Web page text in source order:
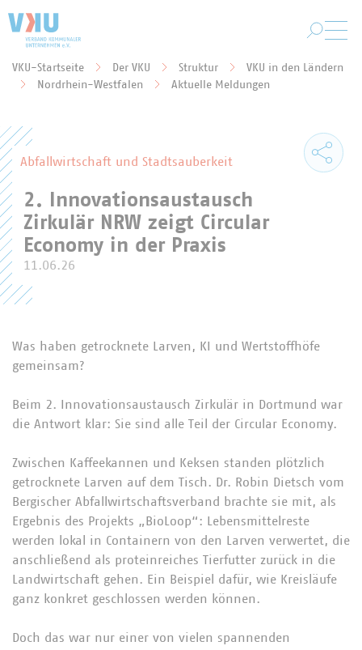
Sie befinden sich hier:
VKU-Startseite Der VKU Struktur
VKU in den Ländern
Nordrhein-Westfalen
Aktuelle Meldungen
Abfallwirtschaft und Stadtsauberkeit
2. Innovationsaustausch
Zirkulär NRW zeigt Circular
Economy in der Praxis
11.06.26
Was haben getrocknete Larven, KI und Wertstoffhöfe
gemeinsam?
Beim 2. Innovationsaustausch Zirkulär in Dortmund war
die Antwort klar: Sie sind alle Teil der Circular Economy.
Zwischen Kaffeekannen und Keksen standen plötzlich
getrocknete Larven auf dem Tisch. Dr. Robin Dietsch vom
Bergischer Abfallwirtschaftsverband brachte sie mit, als
Ergebnis des Projekts „BioLoop“: Lebensmittelreste
werden lokal in Containern von den Larven verwertet, die
anschließend als proteinreiches Tierfutter zurück in die
Landwirtschaft gehen. Ein Beispiel dafür, wie Kreisläufe
ganz konkret geschlossen werden können.
Doch das war nur einer von vielen spannenden